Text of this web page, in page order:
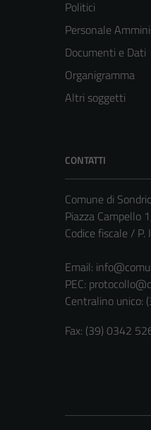
Politici
Personale
Documenti e Dati
Organigramma
Altri soggetti
CONTATTI
Comune di
Piazza Campello
Codice fiscale /
Email:
PEC:
Centralino unico:
Fax: (39) 0342